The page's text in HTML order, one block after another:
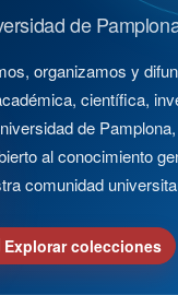
de
organizamos y
científica,
de
al conocimiento
comunidad
Explorar colecciones